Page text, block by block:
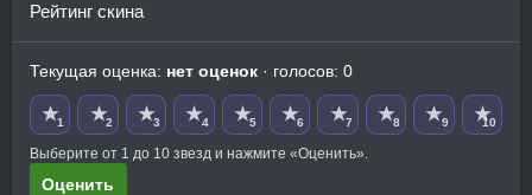
Рейтинг скина
Текущая оценка: нет оценок · голосов: 0
★1 ★2 ★3 ★4 ★5 ★6 ★7 ★8 ★9 ★10
Выберите от 1 до 10 звезд и нажмите «Оценить».
Оценить